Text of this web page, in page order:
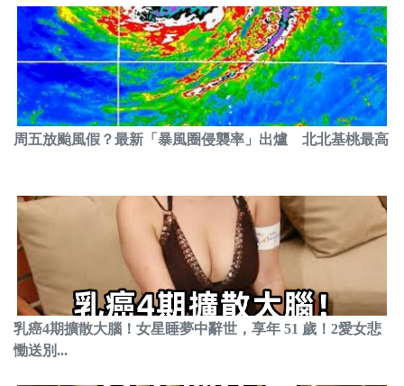
周五放颱風假？最新「暴風圈侵襲率」出爐 北北基桃最高
乳癌4期擴散大腦！女星睡夢中辭世，享年 51 歲！2愛女悲
慟送別...